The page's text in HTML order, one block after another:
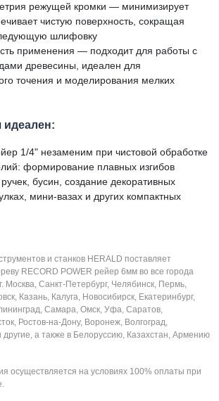
режущей кромки — минимизирует
чистую поверхность, сокращая
шлифовку
применения — подходит для работы с
древесины, идеален для
точения и моделирования мелких
идеален:
1/4" незаменим при чистовой обработке
формирование плавных изгибов
бусин, создание декоративных
мини-вазах и других компактных
и станков HERALD поставляет
RECORD POWER рейер 6мм во все города
Москва, Санкт-Петербург, Челябинск, Пермь,
Казань, Калуга, Новосибирск, Екатеринбург,
Самара, Омск, Уфа, Саратов,
Ростов-на-Дону, Воронеж, Волгоград,
а также в Белоруссию, Казахстан, Армению
осуществляется на условиях 100% оплаты при